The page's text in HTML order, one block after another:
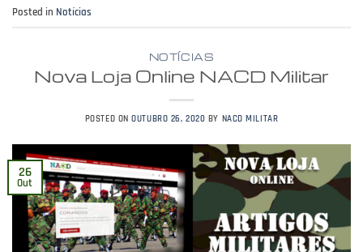
Posted in Notícias
NOTÍCIAS
Nova Loja Online NACD Militar
POSTED ONOUTUBRO 26, 2020 BY NACD MILITAR
26
Out